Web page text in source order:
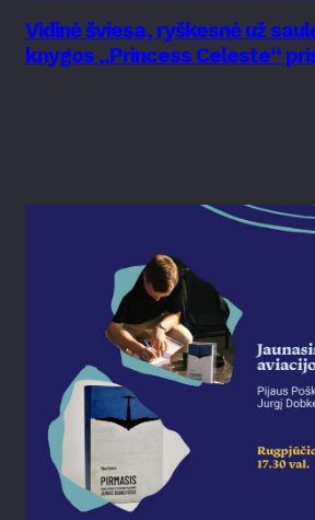
Vidinė šviesa, ryškesnė už
knygos „Princess Celeste“